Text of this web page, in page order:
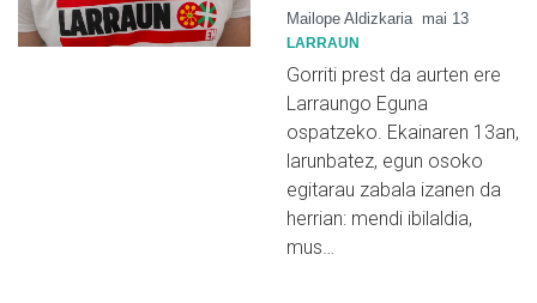
Mailope Aldizkaria mai 13
LARRAUN
Gorriti prest da aurten ere
Larraungo Eguna
ospatzeko. Ekainaren 13an,
larunbatez, egun osoko
egitarau zabala izanen da
herrian: mendi ibilaldia,
mus…